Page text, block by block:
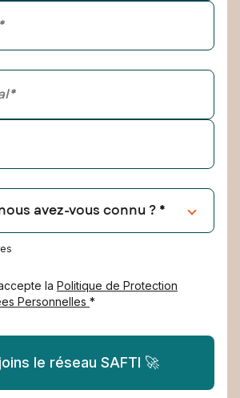
la Politique de Protection
Personnelles *
Je rejoins le réseau SAFTI 🚀